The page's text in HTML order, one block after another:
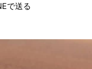
吉祥寺ギャラリー
で送る